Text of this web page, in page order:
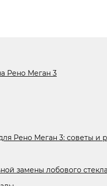
Рено Меган 3
Рено Меган 3: советы и
замены лобового